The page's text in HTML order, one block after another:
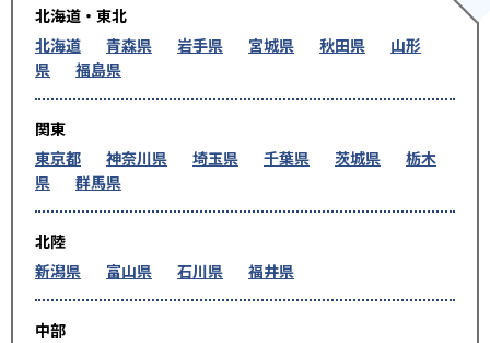
北海道・東北
北海道
青森県 岩手県 宮城県 秋田県
山形
県
福島県
関東
東京都
神奈川県 埼玉県 千葉県 茨城県
栃木
県
群馬県
北陸
新潟県
富山県 石川県 福井県
中部